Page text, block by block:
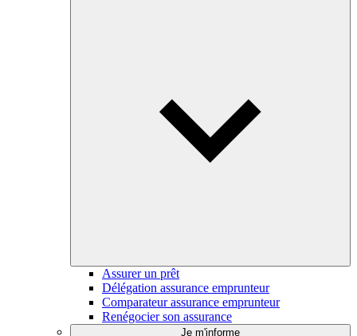
Assurer un prêt
Délégation assurance emprunteur
Comparateur assurance emprunteur
Renégocier son assurance
Je m'informe